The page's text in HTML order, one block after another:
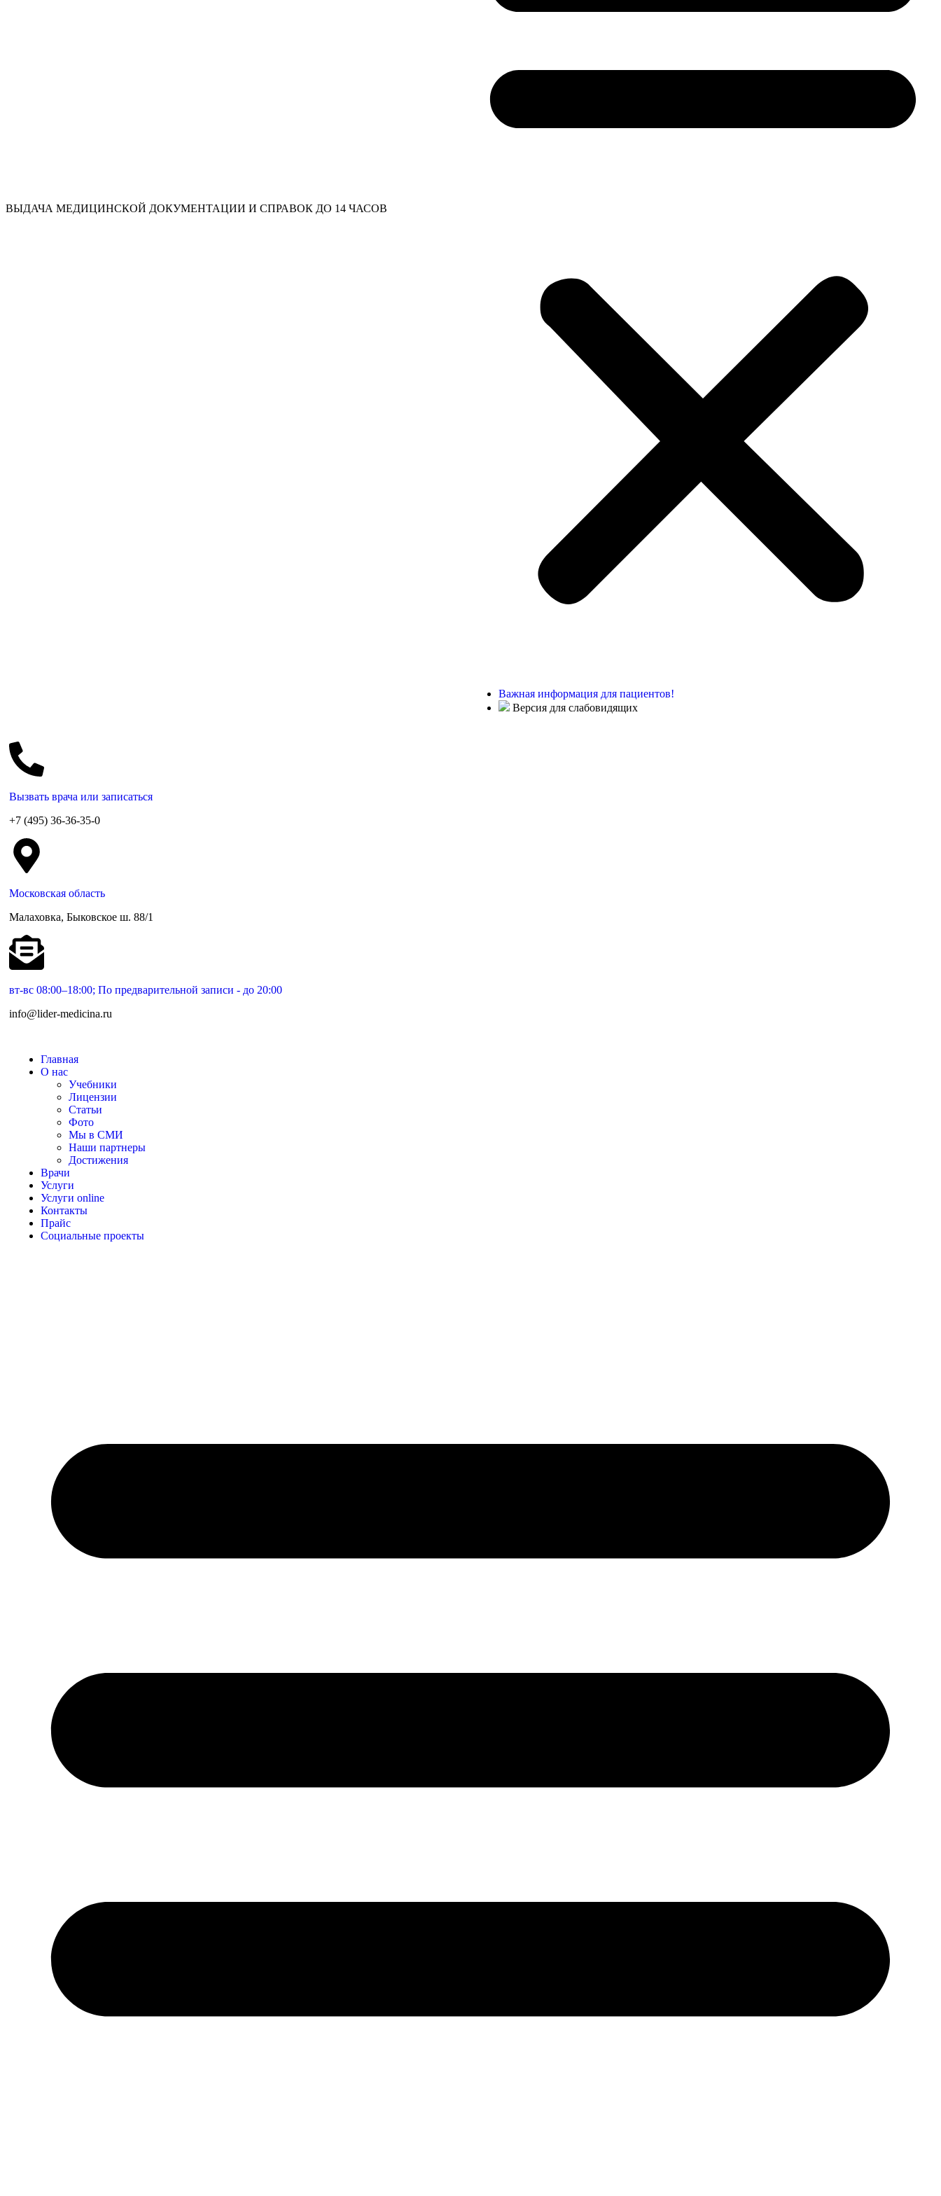
ВЫДАЧА МЕДИЦИНСКОЙ ДОКУМЕНТАЦИИ И СПРАВОК ДО 14 ЧАСОВ
Важная информация для пациентов!
Версия для слабовидящих
Вызвать врача или записаться
+7 (495) 36-36-35-0
Московская область
Малаховка, Быковское ш. 88/1
вт-вс 08:00–18:00; По предварительной записи - до 20:00
info@lider-medicina.ru
Главная
О нас
Учебники
Лицензии
Статьи
Фото
Мы в СМИ
Наши партнеры
Достижения
Врачи
Услуги
Услуги online
Контакты
Прайс
Социальные проекты